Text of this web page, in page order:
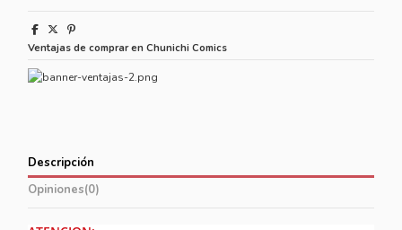
Ventajas de comprar en Chunichi Comics
Descripción
Opiniones(0)